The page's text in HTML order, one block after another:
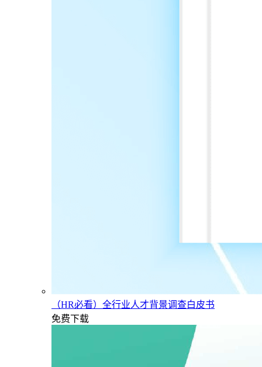
（HR必看）全行业人才背景调查白皮书
免费下载